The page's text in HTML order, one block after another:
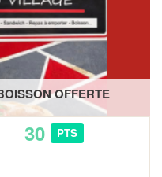
OFFERTE
30 PTS